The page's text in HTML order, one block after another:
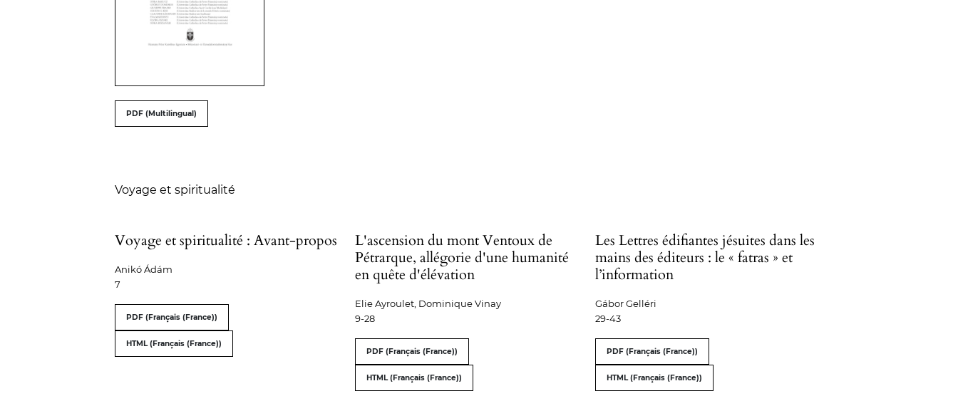
##issue.tableOfContents##
PDF (Multilingual)
Voyage et spiritualité
Voyage et spiritualité : Avant-propos
Anikó Ádám
7
PDF (Français (France))
HTML (Français (France))
L'ascension du mont Ventoux de
Pétrarque, allégorie d'une humanité
en quête d'élévation
Elie Ayroulet, Dominique Vinay
9-28
PDF (Français (France))
HTML (Français (France))
Les Lettres édifiantes jésuites dans les
mains des éditeurs : le « fatras » et
l’information
Gábor Gelléri
29-43
PDF (Français (France))
HTML (Français (France))